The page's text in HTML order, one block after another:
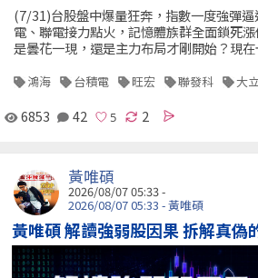
(7/31)台股盤中爆量狂奔，指數一度強彈
電、聯電接力點火，記憶體族群全面鎖死
是曇花一現，還是主力布局才剛開始？現
鴻海 台積電 旺宏 聯發科 大
6853 42 2
黃唯碩
2026/08/07 05:33 -
2026/08/07 05:33 - 黃唯碩
黃唯碩 解讀強弱股因果 拆解真偽